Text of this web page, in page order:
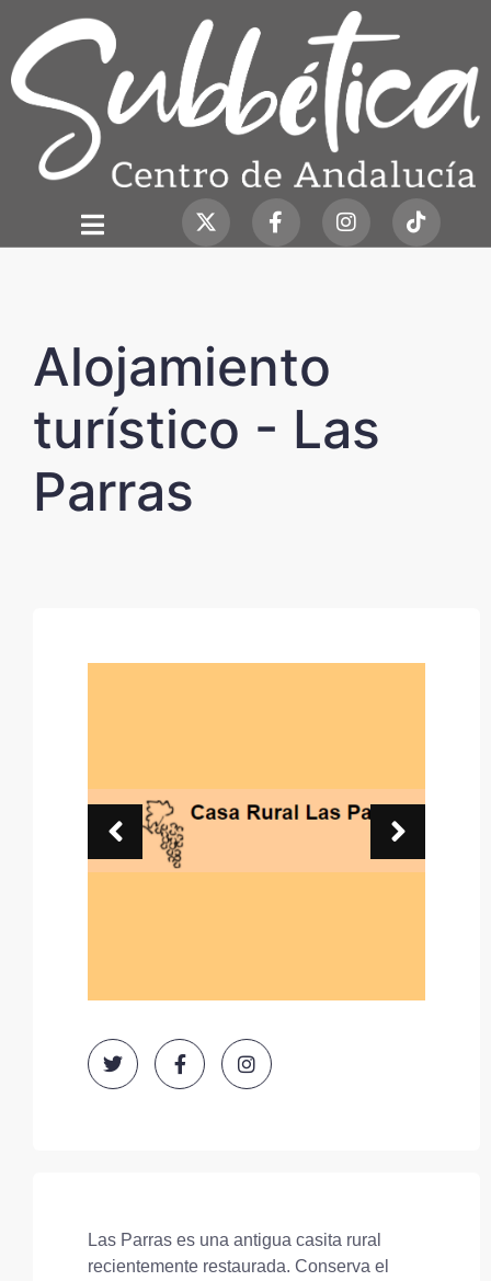
Alojamiento
turístico - Las
Parras
Las Parras es una antigua casita rural
recientemente restaurada. Conserva el